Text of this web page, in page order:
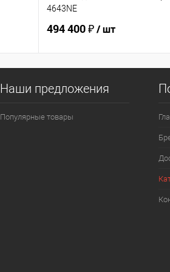
4643NE
494 400 ₽/ шт
Наши предложения
Популярные товары